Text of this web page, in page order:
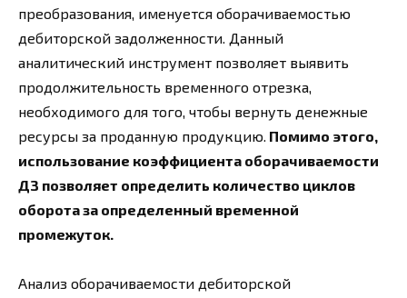
преобразования, именуется оборачиваемостью
дебиторской задолженности. Данный
аналитический инструмент позволяет выявить
продолжительность временного отрезка,
необходимого для того, чтобы вернуть денежные
ресурсы за проданную продукцию. Помимо этого,
использование коэффициента оборачиваемости
ДЗ позволяет определить количество циклов
оборота за определенный временной
промежуток.
Анализ оборачиваемости дебиторской